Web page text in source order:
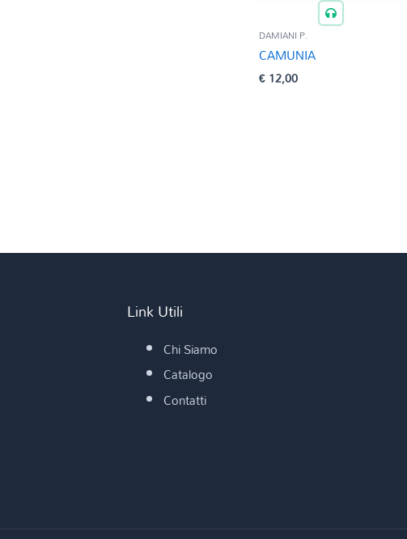
DAMIANI P.
CAMUNIA
€12,00
Link Utili
Chi Siamo
Catalogo
Contatti